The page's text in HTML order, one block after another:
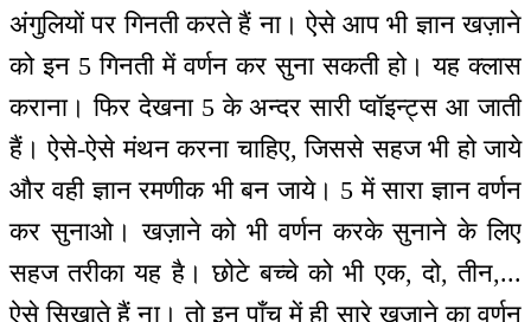
अंगुलियों पर गिनती करते हैं ना। ऐसे आप भी ज्ञान खज़ाने
को इन 5 गिनती में वर्णन कर सुना सकती हो। यह क्लास
कराना। फिर देखना 5 के अन्दर सारी प्वॉइन्ट्स आ जाती
हैं। ऐसे-ऐसे मंथन करना चाहिए, जिससे सहज भी हो जाये
और वही ज्ञान रमणीक भी बन जाये। 5 में सारा ज्ञान वर्णन
कर सुनाओ। खज़ाने को भी वर्णन करके सुनाने के लिए
सहज तरीका यह है। छोटे बच्चे को भी एक, दो, तीन,...
ऐसे सिखाते हैं ना। तो इन पाँच में ही सारे खज़ाने का वर्णन